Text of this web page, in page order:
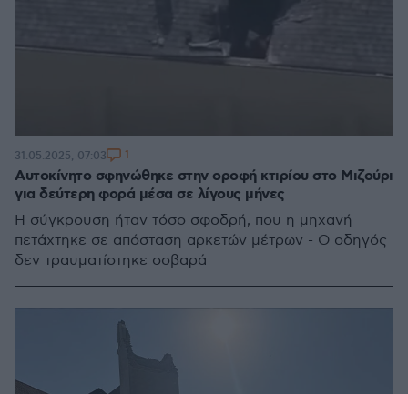
Αυτοκίνητο σφηνώθηκε στην οροφή κτιρίου στο Μιζούρι
για δεύτερη φορά μέσα σε λίγους μήνες
Η σύγκρουση ήταν τόσο σφοδρή, που η μηχανή
πετάχτηκε σε απόσταση αρκετών μέτρων - O οδηγός
δεν τραυματίστηκε σοβαρά
31.05.2025, 07:03 1